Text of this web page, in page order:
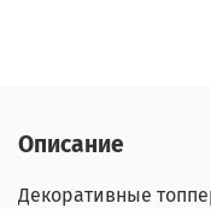
Описание
Декоративные